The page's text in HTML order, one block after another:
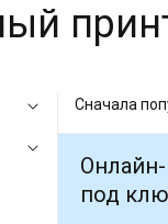
Сначала
Онлайн-
под